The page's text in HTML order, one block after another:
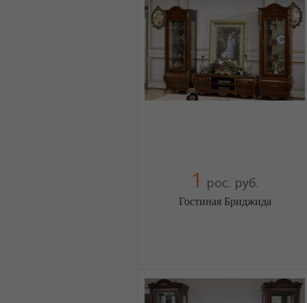
Компания верифицирована
+38(044) 2298919
+38(067) 4454541
1 рос. руб.
Гостиная Бриджида
5 отзыв(а), 100% положительных
Компания верифицирована